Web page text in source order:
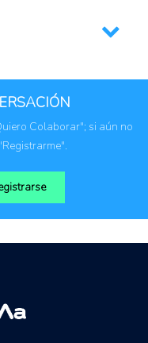
Colaborar"; si aún no